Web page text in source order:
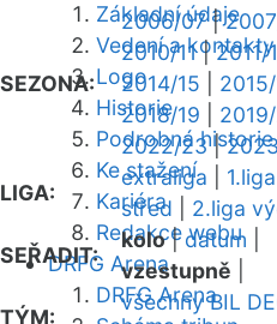
Základní údaje
Vedení a kontakty
Logo
Historie
Podrobná historie
Ke stažení
Kariéra
Redakce webu
DRFG Arena
DRFG Arena
SEZONA:
2006/07|
2010/11|2011/
2014/15
2018/19
2022/23|
LIGA:
extraliga 1.liga
střed
2.liga
SEŘADIT:
kolo|datum
vzestupně
TÝM:
všechny BIL